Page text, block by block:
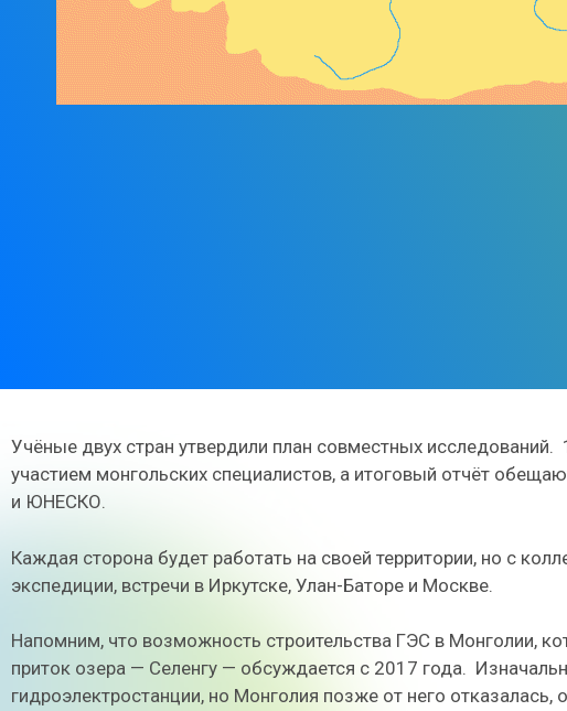
Учёные двух стран утвердили план совместных исследований.
участием монгольских специалистов, а итоговый отчёт
и ЮНЕСКО.
Каждая сторона будет работать на своей территории, но с
экспедиции, встречи в Иркутске, Улан-Баторе и Москве.
Напомним, что возможность строительства ГЭС в Монголии,
приток озера — Селенгу — обсуждается с 2017 года.
гидроэлектростанции, но Монголия позже от него отказалась,